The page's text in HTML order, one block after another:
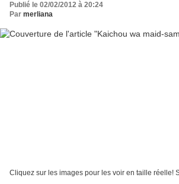
Publié le 02/02/2012 à 20:24
Par merliana
Cliquez sur les images pour les voir en taille réelle!